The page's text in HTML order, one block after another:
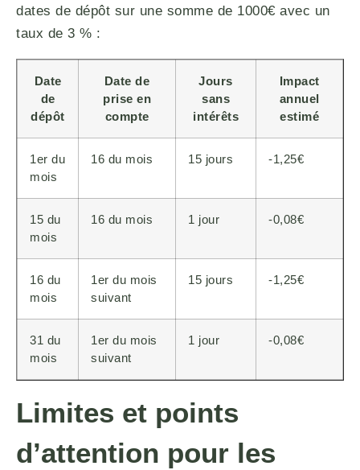
dates de dépôt sur une somme de 1000€ avec un
taux de 3 % :
Date
de
dépôt
Date de
prise en
compte
Jours
sans
intérêts
Impact
annuel
estimé
1er du
mois
16 du mois 15 jours -1,25€
15 du
mois
16 du mois 1 jour -0,08€
16 du
mois
1er du mois
suivant
15 jours -1,25€
31 du
mois
1er du mois
suivant
1 jour -0,08€
Limites et points
d’attention pour les